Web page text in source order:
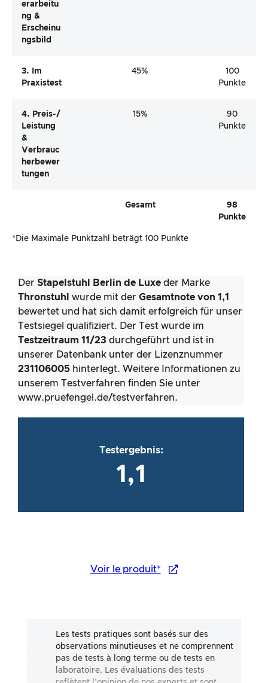
Erarbeitu
Ng &
Erscheinu
Ngsbild
3. Im
Praxistest
45%
100
Punkte
4. Preis-/
Leistung
&
Verbrauc
Herbewer
Tungen
15%
90
Punkte
Gesamt
98
Punkte
*Die Maximale Punktzahl beträgt 100 Punkte
Der Stapelstuhl Berlin de Luxe der Marke
Thronstuhl
wurde mit der Gesamtnote von 1,1
bewertet und hat sich damit erfolgreich für unser
Testsiegel qualifiziert. Der Test wurde im
Testzeitraum 11/23 durchgeführt und ist in
unserer Datenbank unter der Lizenznummer
231106005 hinterlegt. Weitere Informationen zu
unserem Testverfahren finden Sie unter
www.pruefengel.de/testverfahren.
Testergebnis:
1,1
Voir le produit*
Les tests pratiques sont basés sur des
observations minutieuses et ne comprennent
pas de tests à long terme ou de tests en
laboratoire. Les évaluations des tests